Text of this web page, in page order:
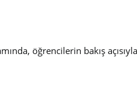
öğrencilerin bakış